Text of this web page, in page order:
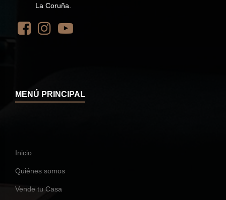
La Coruña.
MENÚ PRINCIPAL
Inicio
Quiénes somos
Vende tu Casa